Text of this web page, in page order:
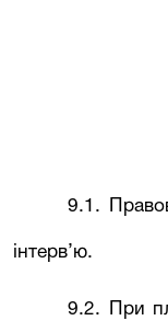
9.1.
інтерв’ю.
9.2. При